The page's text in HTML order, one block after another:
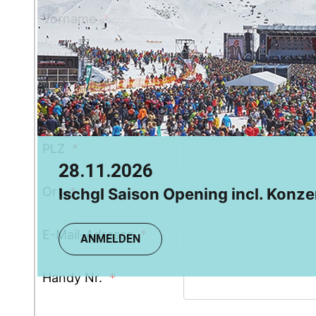
Chamonix
Grindelwald
28.11.2026
Ischgl Saison Opening incl.
ANMELDEN
08.08.2026
TR: Einsteigerkurs
ANMELDEN
Vorname*
Nachname*
Straße, Hausnummer*
PLZ *
Ort*
E-Mail-Adresse*
Handy Nr.*